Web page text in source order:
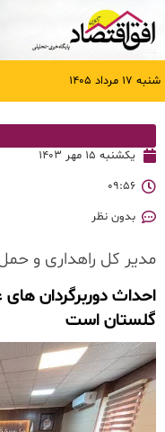
شنبه ۱۷ مرداد ۱۴۰۵
یکشنبه ۱۵ مهر ۱۴۰۳
۰۹:۵۶
بدون نظر
مدیر کل راهداری و
احداث دوربرگردان های
گلستان است